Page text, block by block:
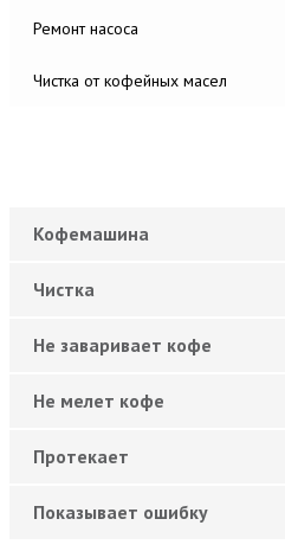
Ремонт насоса
Чистка от кофейных масел
Кофемашина
Чистка
Не заваривает кофе
Не мелет кофе
Протекает
Показывает ошибку